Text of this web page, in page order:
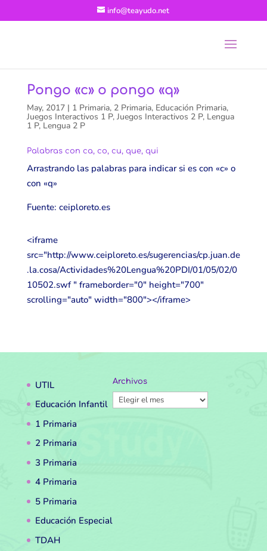
info@teayudo.net
Pongo «c» o pongo «q»
May, 2017| 1 Primaria, 2 Primaria, Educación Primaria,
Juegos Interactivos 1 P, Juegos Interactivos 2 P, Lengua
1 P, Lengua 2 P
Palabras con ca, co, cu, que, qui
Arrastrando las palabras para indicar si es con «c» o
con «q»
Fuente: ceiploreto.es
<iframe
src="http://www.ceiploreto.es/sugerencias/cp.juan.de
.la.cosa/Actividades%20Lengua%20PDI/01/05/02/0
10502.swf " frameborder="0" height="700"
scrolling="auto" width="800"></iframe>
UTIL
Educación Infantil
1 Primaria
2 Primaria
3 Primaria
4 Primaria
5 Primaria
Educación Especial
TDAH
Archivos
Archivos